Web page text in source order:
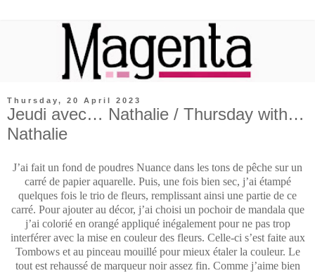
Thursday, 20 April 2023
Jeudi avec… Nathalie / Thursday with…
Nathalie
J’ai fait un fond de poudres Nuance dans les tons de pêche sur un
carré de papier aquarelle. Puis, une fois bien sec, j’ai étampé
quelques fois le trio de fleurs, remplissant ainsi une partie de ce
carré. Pour ajouter au décor, j’ai choisi un pochoir de mandala que
j’ai colorié en orangé appliqué inégalement pour ne pas trop
interférer avec la mise en couleur des fleurs. Celle-ci s’est faite aux
Tombows et au pinceau mouillé pour mieux étaler la couleur. Le
tout est rehaussé de marqueur noir assez fin. Comme j’aime bien